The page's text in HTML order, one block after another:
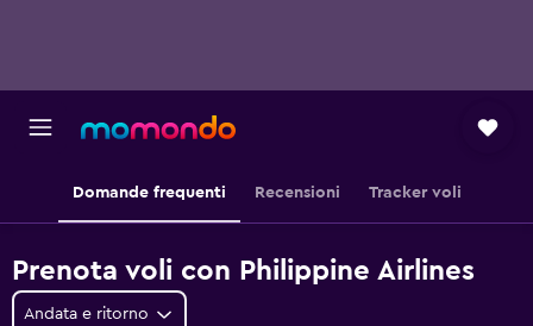
Domande frequenti Recensioni Tracker voli
Prenota voli con Philippine Airlines
Andata e ritorno